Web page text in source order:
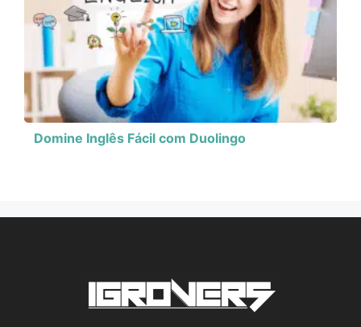
Domine Inglês Fácil com Duolingo